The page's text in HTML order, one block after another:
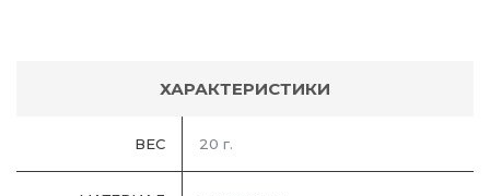
ХАРАКТЕРИСТИКИ
ВЕС 20 г.